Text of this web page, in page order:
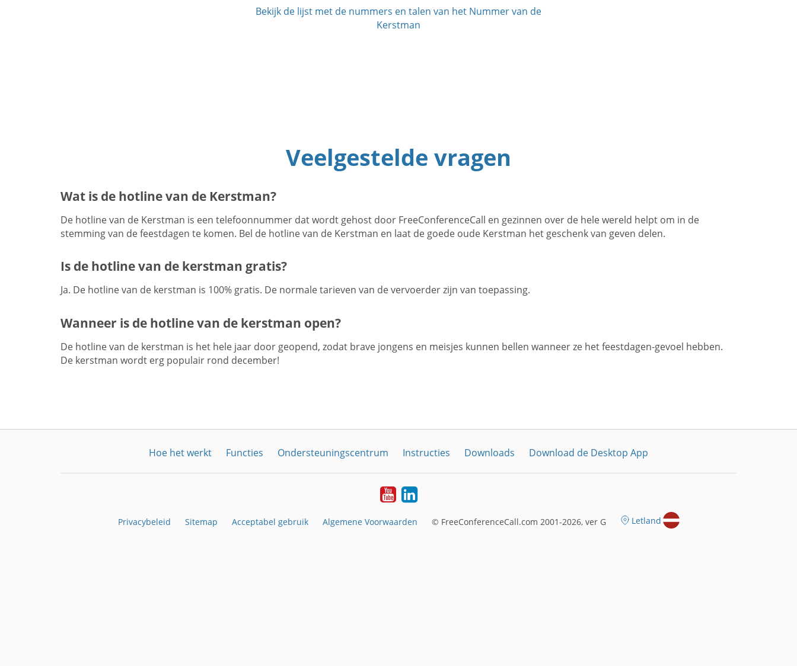
Bekijk de lijst met de nummers en talen van het Nummer van de
Kerstman
Veelgestelde vragen
Wat is de hotline van de Kerstman?
De hotline van de Kerstman is een telefoonnummer dat wordt gehost door FreeConferenceCall en gezinnen over de hele wereld helpt om in de
stemming van de feestdagen te komen. Bel de hotline van de Kerstman en laat de goede oude Kerstman het geschenk van geven delen.
Is de hotline van de kerstman gratis?
Ja. De hotline van de kerstman is 100% gratis. De normale tarieven van de vervoerder zijn van toepassing.
Wanneer is de hotline van de kerstman open?
De hotline van de kerstman is het hele jaar door geopend, zodat brave jongens en meisjes kunnen bellen wanneer ze het feestdagen-gevoel hebben.
De kerstman wordt erg populair rond december!
Hoe het werkt Functies Ondersteuningscentrum Instructies Downloads Download de Desktop App
YouTubeLinkedIn
Privacybeleid Sitemap Acceptabel gebruik Algemene Voorwaarden © FreeConferenceCall.com 2001-2026, ver G Letland